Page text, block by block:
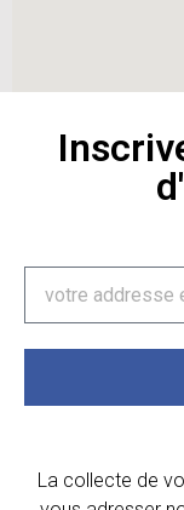
La collecte de